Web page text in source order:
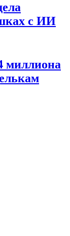
с ИИ
миллиона